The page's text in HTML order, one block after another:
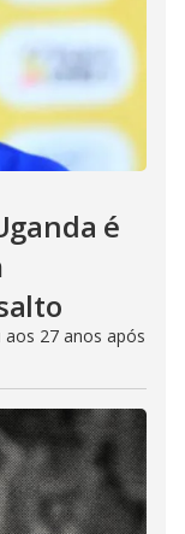
é
aos 27 anos após